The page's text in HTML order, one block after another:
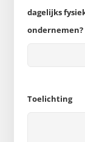
dagelijks
ondernemen?
Toelichting